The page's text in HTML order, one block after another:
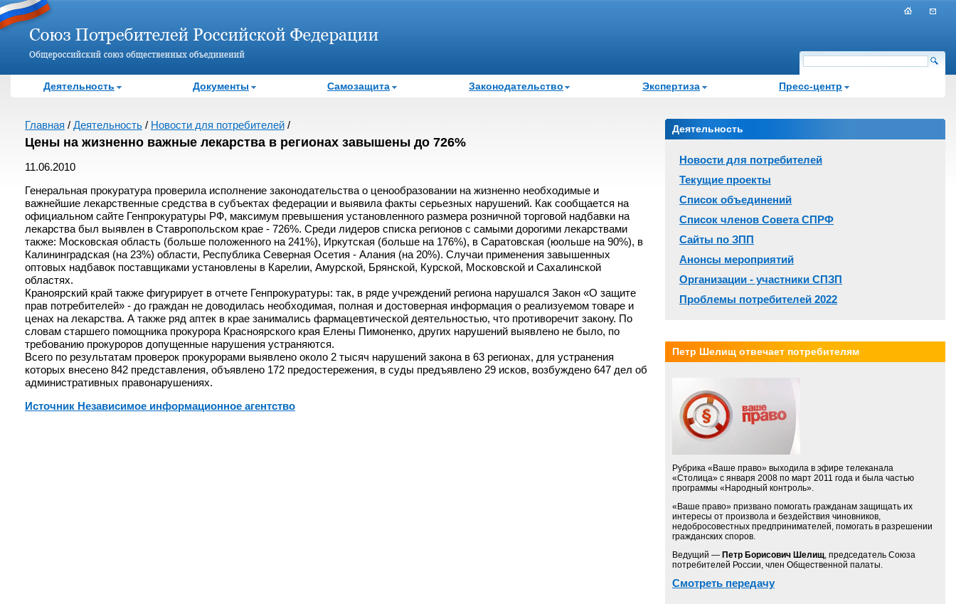
Деятельность Документы Самозащита Законодательство Экспертиза Пресс-центр
Главная / Деятельность / Новости для потребителей /
Цены на жизненно важные лекарства в регионах завышены до 726%
11.06.2010
Генеральная прокуратура проверила исполнение законодательства о ценообразовании на жизненно необходимые и
важнейшие лекарственные средства в субъектах федерации и выявила факты серьезных нарушений. Как сообщается на
официальном сайте Генпрокуратуры РФ, максимум превышения установленного размера розничной торговой надбавки на
лекарства был выявлен в Ставропольском крае - 726%. Среди лидеров списка регионов с самыми дорогими лекарствами
также: Московская область (больше положенного на 241%), Иркутская (больше на 176%), в Саратовская (юольше на 90%), в
Калининградская (на 23%) области, Республика Северная Осетия - Алания (на 20%). Случаи применения завышенных
оптовых надбавок поставщиками установлены в Карелии, Амурской, Брянской, Курской, Московской и Сахалинской
областях.
Краноярский край также фигурирует в отчете Генпрокуратуры: так, в ряде учреждений региона нарушался Закон «О защите
прав потребителей» - до граждан не доводилась необходимая, полная и достоверная информация о реализуемом товаре и
ценах на лекарства. А также ряд аптек в крае занимались фармацевтической деятельностью, что противоречит закону. По
словам старшего помощника прокурора Красноярского края Елены Пимоненко, других нарушений выявлено не было, по
требованию прокуроров допущенные нарушения устраняются.
Всего по результатам проверок прокурорами выявлено около 2 тысяч нарушений закона в 63 регионах, для устранения
которых внесено 842 представления, объявлено 172 предостережения, в суды предъявлено 29 исков, возбуждено 647 дел об
административных правонарушениях.
Источник Независимое информационное агентство
Деятельность
Новости для потребителей
Текущие проекты
Список объединений
Список членов Совета СПРФ
Сайты по ЗПП
Анонсы мероприятий
Организации - участники СПЗП
Проблемы потребителей 2022
Петр Шелищ отвечает потребителям
Рубрика «Ваше право» выходила в эфире телеканала
«Столица» с января 2008 по март 2011 года и была частью
программы «Народный контроль».
«Ваше право» призвано помогать гражданам защищать их
интересы от произвола и бездействия чиновников,
недобросовестных предпринимателей, помогать в разрешении
гражданских споров.
Ведущий — Петр Борисович Шелищ, председатель Союза
потребителей России, член Общественной палаты.
Смотреть передачу